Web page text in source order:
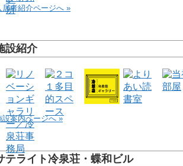
居者紹介ページへ »
設紹介
設案内ページへ »
テライト冷泉荘・蝶和ビル